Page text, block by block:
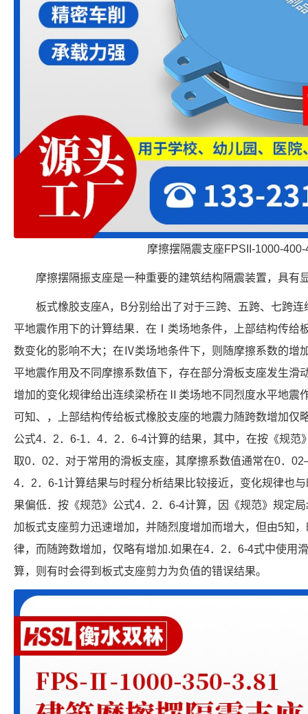
摩擦摆隔震支座FPSII-1000-400-
摩擦摆隔振支座是一种重要的建筑结构隔震装置，具有
板式橡胶支座A，B分别给出了对于三跨、五跨、七跨
平地震作用下的计算结果．在Ⅰ类场地条件，上部结构传给
数变化的影响不大；在Ⅳ类场地条件下，则随摩擦系数的增
平地震作用及不同摩擦系数值下，存在部分滑板支座发生滑
增加的变化规律给出连续梁桥在Ⅱ类场地不同烈度水平地震
可知、，上部结构传给板式橡胶支座的地震力随跨数增加仅
公式4．2．6-1．4．2．6-4计算的结果，其中，在按《规范
取0．02．对于常用的滑板支座，其摩擦系数值通常在0．
4．2．6-1计算结果与时程分析结果比较接近，变化规律也
果偏低．按《规范》公式4．2．6-4计算，因《规范》规定
加板式支座剪力迅速增加，并随烈度增加而增大，但由5知
律，而随跨数增加，仅略有增加.如果在4．2．6-4式中使用
算，则有时会得到板式支座剪力为负值的错误结果。